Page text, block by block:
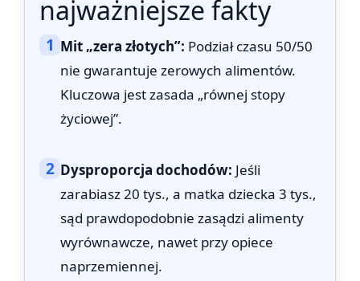
najważniejsze fakty
1 Mit „zera złotych”: Podział czasu 50/50
nie gwarantuje zerowych alimentów.
Kluczowa jest zasada „równej stopy
życiowej”.
2 Dysproporcja dochodów: Jeśli
zarabiasz 20 tys., a matka dziecka 3 tys.,
sąd prawdopodobnie zasądzi alimenty
wyrównawcze, nawet przy opiece
naprzemiennej.